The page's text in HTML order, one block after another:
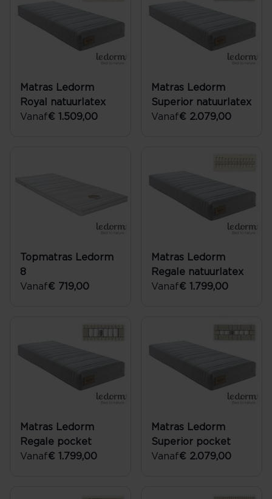
Matras Ledorm
Royal natuurlatex
Vanaf€ 1.509,00
Matras Ledorm
Superior natuurlatex
Vanaf€ 2.079,00
Topmatras Ledorm
8
Vanaf€ 719,00
Matras Ledorm
Regale natuurlatex
Vanaf€ 1.799,00
Matras Ledorm
Regale pocket
Vanaf€ 1.799,00
Matras Ledorm
Superior pocket
Vanaf€ 2.079,00